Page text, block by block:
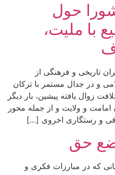
حول
با ملیت،
تاریخی و فرهنگی از
و در جدال مستمر با ترکان
زوال یافته پیشین، بار دیگر
و ولایت و از جمله محور
و رستگاری اخروی […]
حق
که در مبارزات فکری و